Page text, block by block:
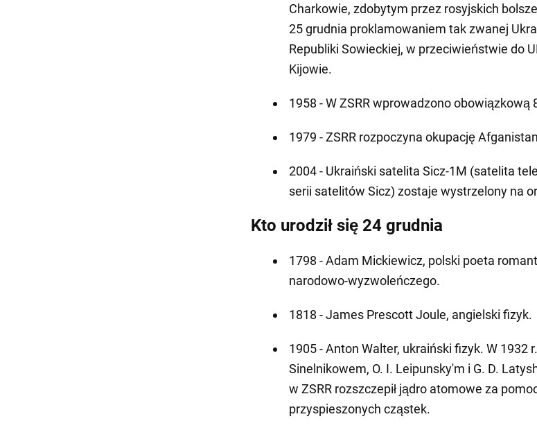
Charkowie, zdobytym przez rosyjskich
25 grudnia proklamowaniem tak zwanej
Republiki Sowieckiej, w przeciwieństwie do
Kijowie.
1958 - W ZSRR wprowadzono obowiązkową
1979 - ZSRR rozpoczyna okupację
2004 - Ukraiński satelita Sicz-1M (satelita
serii satelitów Sicz) zostaje wystrzelony na
Kto urodził się 24 grudnia
1798 - Adam Mickiewicz, polski poeta
narodowo-wyzwoleńczego.
1818 - James Prescott Joule, angielski fizyk.
1905 - Anton Walter, ukraiński fizyk. W 1932
Sinelnikowem, O. I. Leipunsky'm i G. D.
w ZSRR rozszczepił jądro atomowe za
przyspieszonych cząstek.